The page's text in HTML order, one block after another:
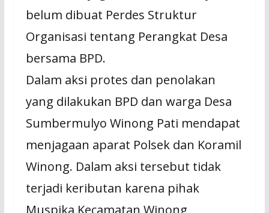
belum dibuat Perdes Struktur
Organisasi tentang Perangkat Desa
bersama BPD.
Dalam aksi protes dan penolakan
yang dilakukan BPD dan warga Desa
Sumbermulyo Winong Pati mendapat
menjagaan aparat Polsek dan Koramil
Winong. Dalam aksi tersebut tidak
terjadi keributan karena pihak
Muspika Kecamatan Winong